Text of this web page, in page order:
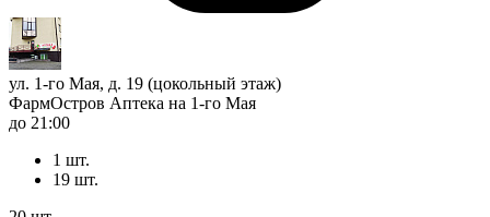
ул. 1-го Мая, д. 19 (цокольный этаж)
ФармОстров Аптека на 1-го Мая
до 21:00
1 шт.
19 шт.